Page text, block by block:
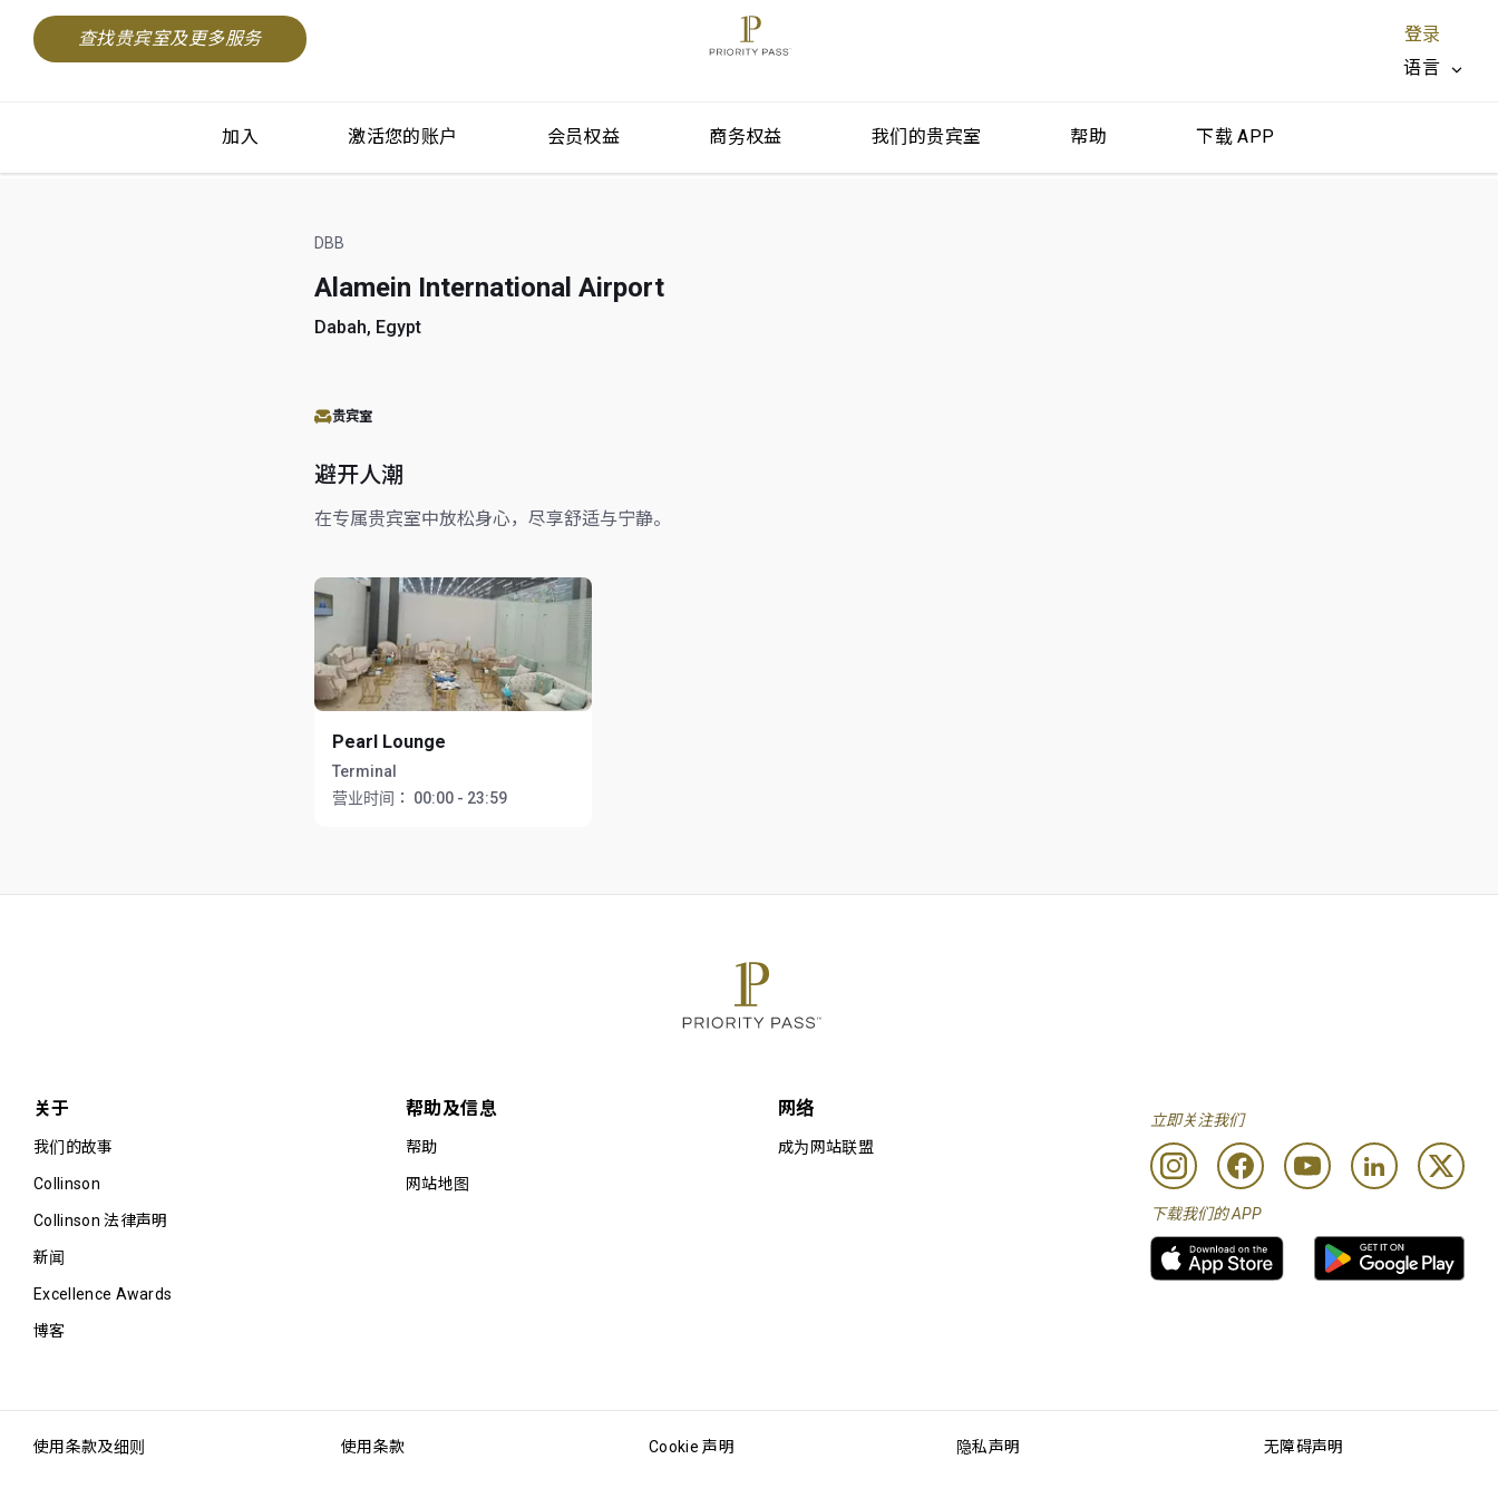
查找贵宾室及更多服务
登录
语言
加入 激活您的账户 会员权益 商务权益 我们的贵宾室 帮助 下载 APP
DBB
Alamein International Airport
Dabah, Egypt
贵宾室
避开人潮
在专属贵宾室中放松身心，尽享舒适与宁静。
Pearl Lounge
Terminal
营业时间：
00:00 - 23:59
关于
我们的故事
Collinson
Collinson 法律声明
新闻
Excellence Awards
博客
帮助及信息
帮助
网站地图
网络
成为网站联盟
立即关注我们
下载我们的 APP
使用条款及细则 使用条款 Cookie 声明 隐私声明 无障碍声明